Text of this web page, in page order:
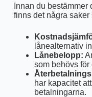
Innan du
finns det några
lånealternativ
Lånebelopp:
som behövs
har kapacitet
betalningarna.